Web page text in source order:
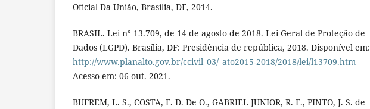
Oficial Da União, Brasília, DF, 2014.
BRASIL. Lei n° 13.709, de 14 de agosto de 2018. Lei Geral de Proteção de
Dados (LGPD). Brasília, DF: Presidência de república, 2018. Disponível em:
http://www.planalto.gov.br/ccivil_03/_ato2015-2018/2018/lei/l13709.htm
Acesso em: 06 out. 2021.
BUFREM, L. S., COSTA, F. D. De O., GABRIEL JUNIOR, R. F., PINTO, J. S. de